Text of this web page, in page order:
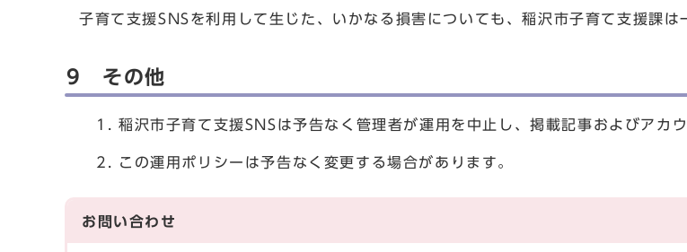
子育て支援SNSを利用して生じた、いかなる損害についても、稲沢市子育て支援課は
9 その他
稲沢市子育て支援SNSは予告なく管理者が運用を中止し、掲載記事およびアカ
この運用ポリシーは予告なく変更する場合があります。
お問い合わせ